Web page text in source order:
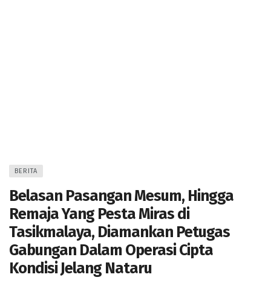
BERITA
Belasan Pasangan Mesum, Hingga
Remaja Yang Pesta Miras di
Tasikmalaya, Diamankan Petugas
Gabungan Dalam Operasi Cipta
Kondisi Jelang Nataru